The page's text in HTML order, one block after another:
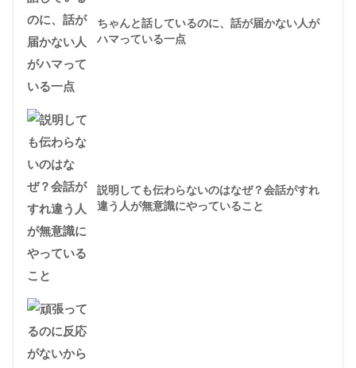
ちゃんと話しているのに、話が届かない人が
ハマっている一点
説明しても伝わらないのはなぜ？会話がすれ
違う人が無意識にやっていること